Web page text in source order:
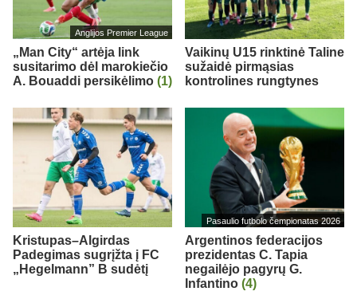
Anglijos Premier League
„Man City“ artėja link
susitarimo dėl marokiečio
A. Bouaddi persikėlimo (1)
Vaikinų U15 rinktinė Taline
sužaidė pirmąsias
kontrolines rungtynes
Kristupas–Algirdas
Padegimas sugrįžta į FC
„Hegelmann” B sudėtį
Pasaulio futbolo čempionatas 2026
Argentinos federacijos
prezidentas C. Tapia
negailėjo pagyrų G.
Infantino (4)